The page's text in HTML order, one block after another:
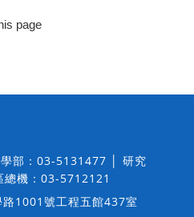
page
部：03-5131477 │ 研究
機：03-5712121
1001號工程五館437室